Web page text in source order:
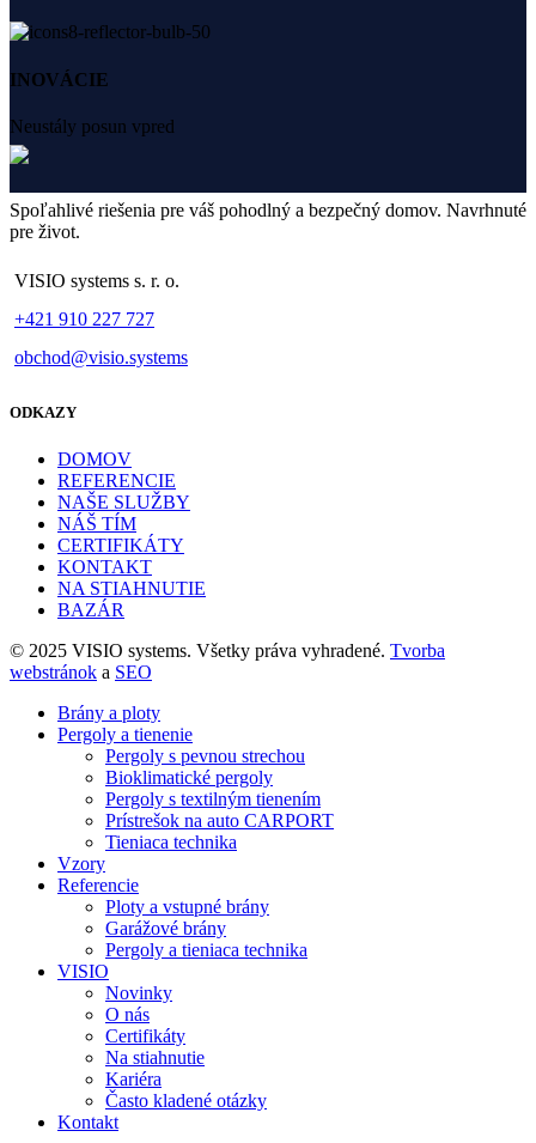
INOVÁCIE
Neustály posun vpred
Spoľahlivé riešenia pre váš pohodlný a bezpečný domov. Navrhnuté
pre život.
VISIO systems s. r. o.
+421 910 227 727
obchod@visio.systems
ODKAZY
DOMOV
REFERENCIE
NAŠE SLUŽBY
NÁŠ TÍM
CERTIFIKÁTY
KONTAKT
NA STIAHNUTIE
BAZÁR
© 2025 VISIO systems. Všetky práva vyhradené. Tvorba
webstránok a SEO
Brány a ploty
Pergoly a tienenie
Pergoly s pevnou strechou
Bioklimatické pergoly
Pergoly s textilným tienením
Prístrešok na auto CARPORT
Tieniaca technika
Vzory
Referencie
Ploty a vstupné brány
Garážové brány
Pergoly a tieniaca technika
VISIO
Novinky
O nás
Certifikáty
Na stiahnutie
Kariéra
Často kladené otázky
Kontakt